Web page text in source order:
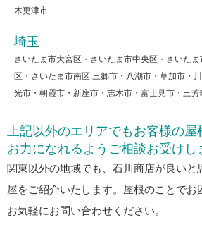
木更津市
埼玉
さいたま市大宮区・さいたま市中央区・さいた
区・さいたま市南区 三郷市・八潮市・草加市・
光市・朝霞市・新座市・志木市・富士見市・三芳
上記以外のエリアでもお客様の屋
お力になれるようご相談お受けし
関東以外の地域でも、石川商店が良いと
屋をご紹介いたします。屋根のことでお
お気軽にお問い合わせください。